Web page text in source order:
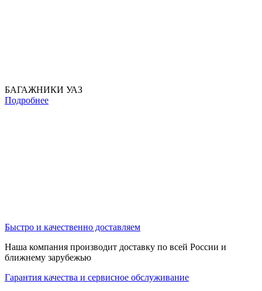
БАГАЖНИКИ УАЗ
Подробнее
Быстро и качественно доставляем
Наша компания производит доставку по всей России и
ближнему зарубежью
Гарантия качества и сервисное обслуживание